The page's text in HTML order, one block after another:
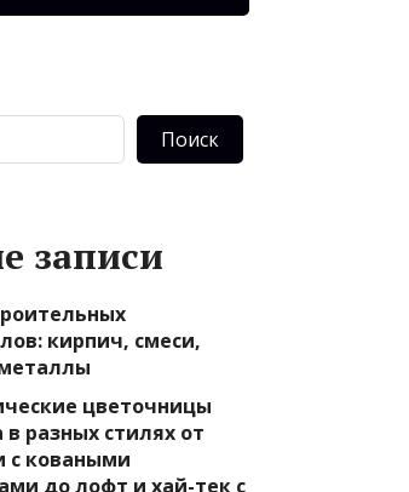
Поиск
записи
кирпич, смеси,
цветочницы
в разных стилях от
с коваными
до лофт и хай-тек с